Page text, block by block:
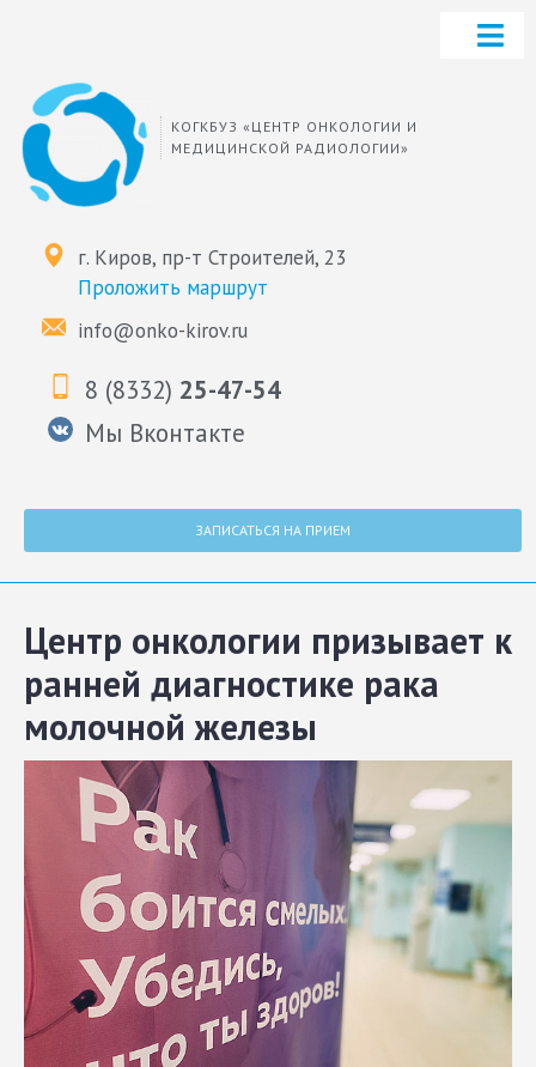
КОГКБУЗ «ЦЕНТР ОНКОЛОГИИ И
МЕДИЦИНСКОЙ РАДИОЛОГИИ»
г. Киров, пр-т Строителей, 23
Проложить маршрут
info@onko-kirov.ru
8 (8332) 25-47-54
Мы Вконтакте
ЗАПИСАТЬСЯ НА ПРИЕМ
Центр онкологии призывает к
ранней диагностике рака
молочной железы